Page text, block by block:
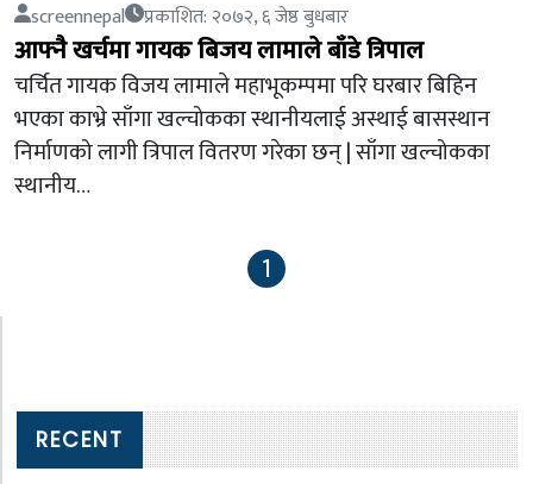
screennepal प्रकाशित: २०७२, ६ जेष्ठ बुधबार
आफ्नै खर्चमा गायक बिजय लामाले बाँडे त्रिपाल
चर्चित गायक विजय लामाले महाभूकम्पमा परि घरबार बिहिन
भएका काभ्रे साँगा खल्चोकका स्थानीयलाई अस्थाई बासस्थान
निर्माणको लागी त्रिपाल वितरण गरेका छन् | साँगा खल्चोकका
स्थानीय…
1
RECENT